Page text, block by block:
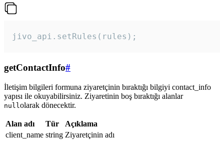
jivo_api.setRules(rules);
getContactInfo#
İletişim bilgileri formuna ziyaretçinin bıraktığı bilgiyi contact_info
yapısı ile okuyabilirsiniz. Ziyaretinin boş bıraktığı alanlar
null olarak dönecektir.
Alan adı Tür
Açıklama
client_name string Ziyaretçinin adı